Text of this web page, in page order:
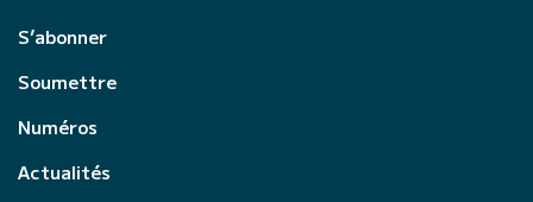
S’abonner
Soumettre
Numéros
Actualités